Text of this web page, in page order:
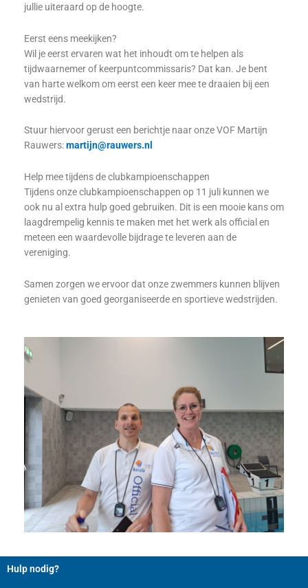
jullie uiteraard op de hoogte.
Eerst eens meekijken?
Wil je eerst ervaren wat het inhoudt om te helpen als
tijdwaarnemer of keerpuntcommissaris? Dat kan. Je bent
van harte welkom om eerst een keer mee te draaien bij een
wedstrijd.
Stuur hiervoor gerust een berichtje naar onze VOF Martijn
Rauwers:martijn@rauwers.nl
Help mee tijdens de clubkampioenschappen
Tijdens onze clubkampioenschappen op 11 juli kunnen we
ook nu al extra hulp goed gebruiken. Dit is een mooie kans om
laagdrempelig kennis te maken met het werk als official en
meteen een waardevolle bijdrage te leveren aan de
vereniging.
Samen zorgen we ervoor dat onze zwemmers kunnen blijven
genieten van goed georganiseerde en sportieve wedstrijden.
Hulp nodig?